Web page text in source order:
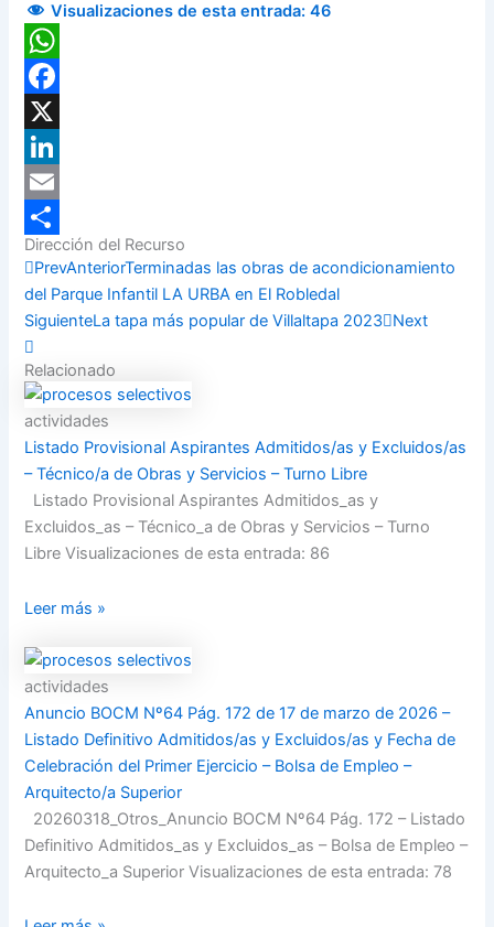
Visualizaciones de esta entrada: 46
WhatsApp
Facebook
X
LinkedIn
Email
Compartir
Dirección del Recurso
PrevAnteriorTerminadas las obras de acondicionamiento
del Parque Infantil LA URBA en El Robledal
SiguienteLa tapa más popular de Villaltapa 2023 Next
Relacionado
actividades
Listado Provisional Aspirantes Admitidos/as y Excluidos/as
– Técnico/a de Obras y Servicios – Turno Libre
Listado Provisional Aspirantes Admitidos_as y
Excluidos_as – Técnico_a de Obras y Servicios – Turno
Libre Visualizaciones de esta entrada: 86
Leer más »
actividades
Anuncio BOCM Nº64 Pág. 172 de 17 de marzo de 2026 –
Listado Definitivo Admitidos/as y Excluidos/as y Fecha de
Celebración del Primer Ejercicio – Bolsa de Empleo –
Arquitecto/a Superior
20260318_Otros_Anuncio BOCM Nº64 Pág. 172 – Listado
Definitivo Admitidos_as y Excluidos_as – Bolsa de Empleo –
Arquitecto_a Superior Visualizaciones de esta entrada: 78